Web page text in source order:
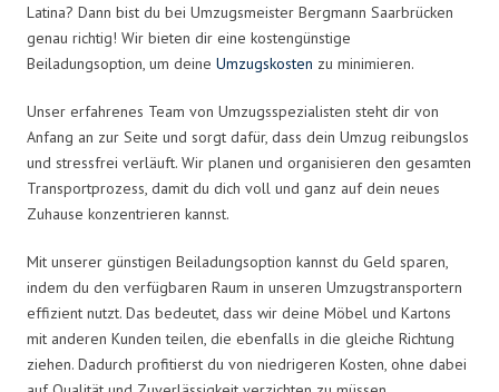
Latina? Dann bist du bei Umzugsmeister Bergmann Saarbrücken
genau richtig! Wir bieten dir eine kostengünstige
Beiladungsoption, um deine Umzugskosten zu minimieren.
Unser erfahrenes Team von Umzugsspezialisten steht dir von
Anfang an zur Seite und sorgt dafür, dass dein Umzug reibungslos
und stressfrei verläuft. Wir planen und organisieren den gesamten
Transportprozess, damit du dich voll und ganz auf dein neues
Zuhause konzentrieren kannst.
Mit unserer günstigen Beiladungsoption kannst du Geld sparen,
indem du den verfügbaren Raum in unseren Umzugstransportern
effizient nutzt. Das bedeutet, dass wir deine Möbel und Kartons
mit anderen Kunden teilen, die ebenfalls in die gleiche Richtung
ziehen. Dadurch profitierst du von niedrigeren Kosten, ohne dabei